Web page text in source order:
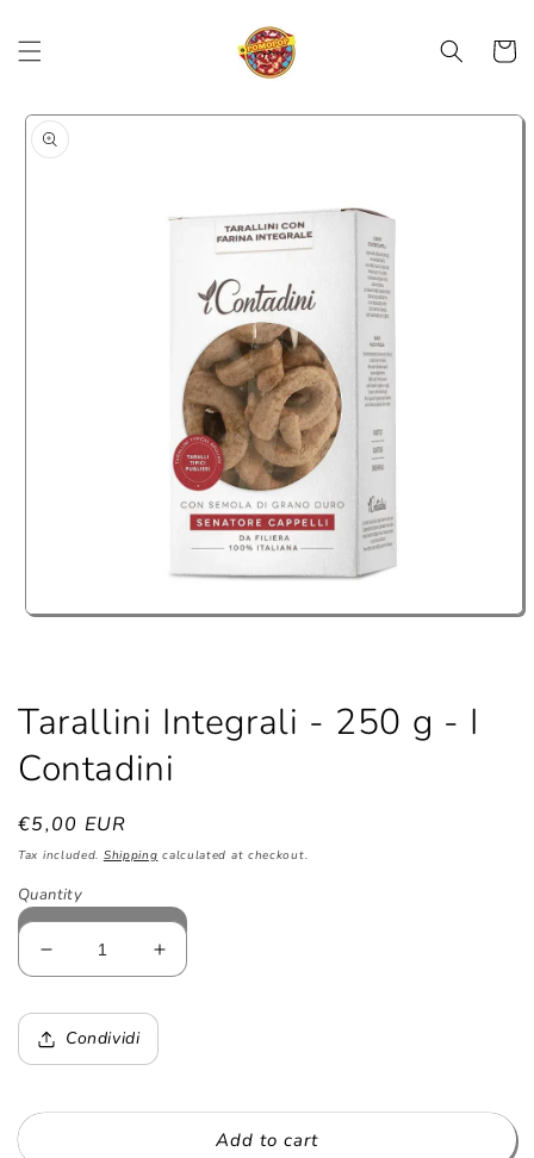
content
Cart
Skip to
product
information
Open
Tarallini Integrali - 250 g - I
Contadini
Regular
price
€5,00 EUR
Tax included. Shipping calculated at checkout.
Quantity
Decrease
quantity
for
Tarallini
Integrali
250
Increase
quantity
Integrali
250
Condividi
Add to cart